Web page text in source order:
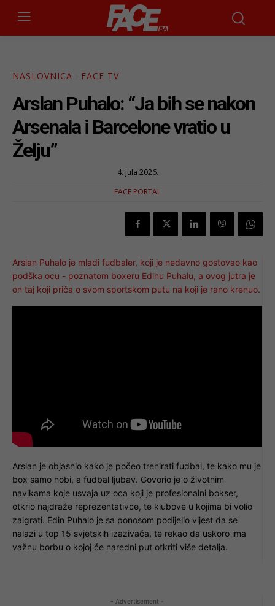
NASLOVNICA FACE TV
Arslan Puhalo: “Ja bih se nakon
Arsenala i Barcelone vratio u
Želju”
4. jula 2026.
FACE PORTAL
Arslan Puhalo je mladi fudbaler, koji je nedavno gostovao kao
podška ocu - poznatom boxeru Edinu Puhalu, a ovog jutra je
on taj koji priča o svom sportskom putu na koji je rano krenuo.
Arslan je objasnio kako je počeo trenirati fudbal, te kako mu je
box samo hobi, a fudbal ljubav. Govorio je o životnim
navikama koje usvaja uz oca koji je profesionalni bokser,
otkrio najdraže reprezentativce, te klubove u kojima bi volio
zaigrati. Edin Puhalo je sa ponosom podijelio vijest da se
nalazi u top 15 svjetskih izazivača, te rekao da uskoro ima
važnu borbu o kojoj će naredni put otkriti više detalja.
- Advertisement -